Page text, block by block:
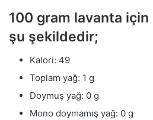
100 gram lavanta
şu şekildedir;
Kalori: 49
Toplam yağ: 1 g
Doymuş yağ: 0 g
Mono doymamış yağ: 0 g